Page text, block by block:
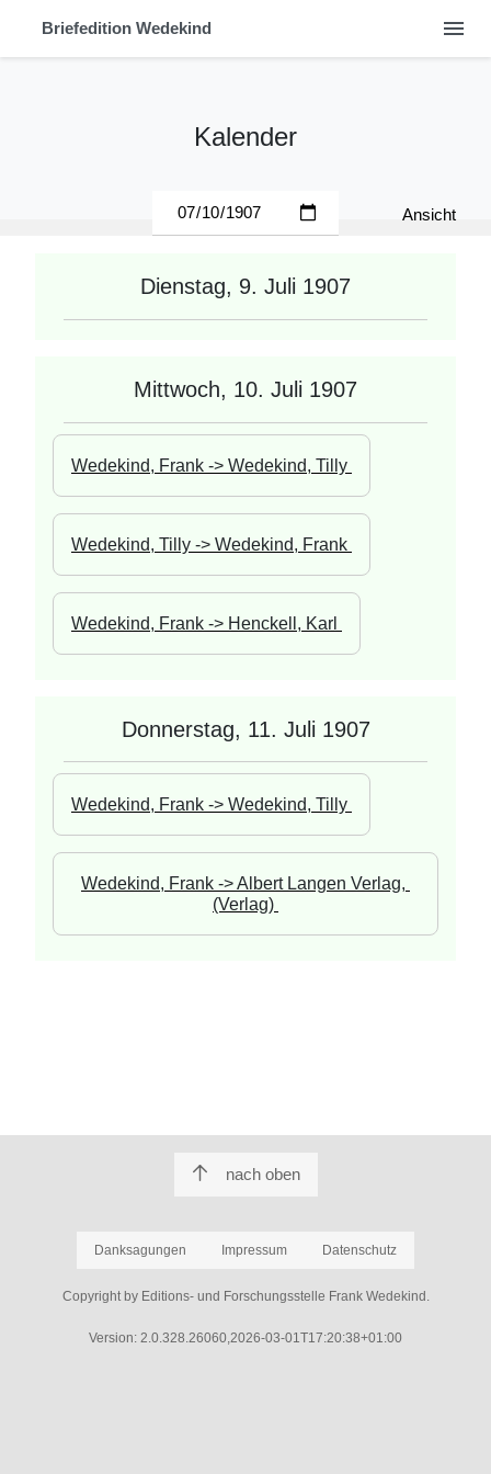
Briefedition Wedekind menu
Kalender
Ansicht
Dienstag, 9. Juli 1907
Mittwoch, 10. Juli 1907
Wedekind, Frank -> Wedekind, Tilly
Wedekind, Tilly -> Wedekind, Frank
Wedekind, Frank -> Henckell, Karl
Donnerstag, 11. Juli 1907
Wedekind, Frank -> Wedekind, Tilly
Wedekind, Frank -> Albert Langen Verlag,
(Verlag)
nach oben
Danksagungen Impressum Datenschutz
Copyright by Editions- und Forschungsstelle Frank Wedekind.
Version: 2.0.328.26060,2026-03-01T17:20:38+01:00